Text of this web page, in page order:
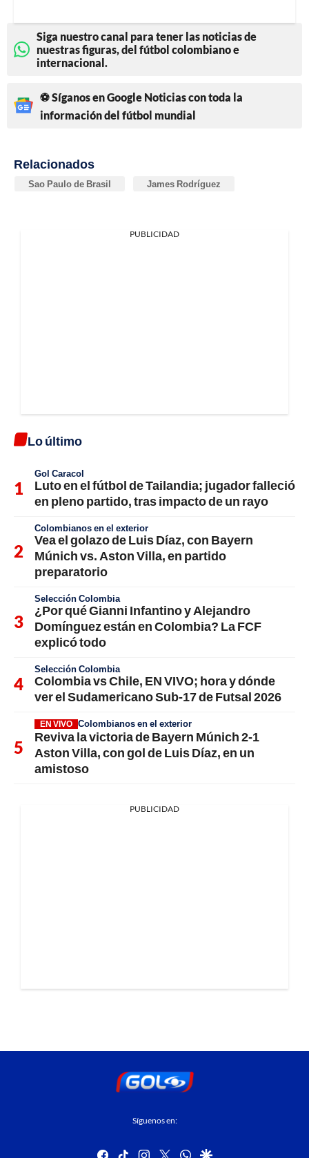
Siga nuestro canal para tener las noticias de
nuestras figuras, del fútbol colombiano e
internacional.
⚽ Síganos en Google Noticias con toda la
información del fútbol mundial
Relacionados
Sao Paulo de Brasil James Rodríguez
PUBLICIDAD
Lo último
Gol Caracol
Luto en el fútbol de Tailandia; jugador falleció
en pleno partido, tras impacto de un rayo
Colombianos en el exterior
Vea el golazo de Luis Díaz, con Bayern
Múnich vs. Aston Villa, en partido
preparatorio
Selección Colombia
¿Por qué Gianni Infantino y Alejandro
Domínguez están en Colombia? La FCF
explicó todo
Selección Colombia
Colombia vs Chile, EN VIVO; hora y dónde
ver el Sudamericano Sub-17 de Futsal 2026
EN VIVO Colombianos en el exterior
Reviva la victoria de Bayern Múnich 2-1
Aston Villa, con gol de Luis Díaz, en un
amistoso
PUBLICIDAD
Síguenos en:
facebook
tiktok instagram
twitterwhatsapp
google